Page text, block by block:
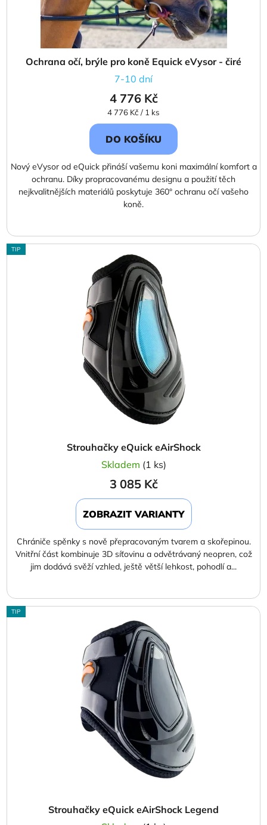
Ochrana očí, brýle pro koně Equick eVysor - čiré
7-10 dní
4 776 Kč
Měrná
cena:
4 776 Kč / 1 ks
DO KOŠÍKU
Nový eVysor od eQuick přináší vašemu koni maximální komfort a
ochranu. Díky propracovanému designu a použití těch
nejkvalitnějších materiálů poskytuje 360° ochranu očí vašeho
koně.
TIP
Strouhačky eQuick eAirShock
Skladem (1 ks)
3 085 Kč
ZOBRAZIT VARIANTY
Chrániče spěnky s nově přepracovaným tvarem a skořepinou.
Vnitřní část kombinuje 3D síťovinu a odvětrávaný neopren, což
jim dodává svěží vzhled, ještě větší lehkost, pohodlí a...
TIP
Strouhačky eQuick eAirShock Legend